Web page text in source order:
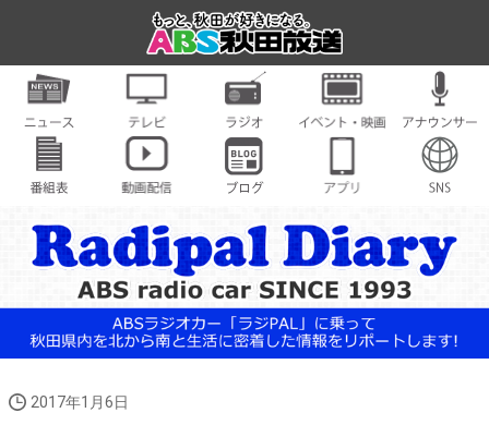
2017年1月6日